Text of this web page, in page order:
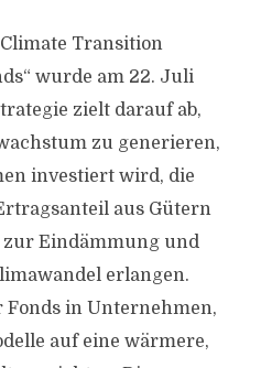
Transition
wurde am 22. Juli
zielt darauf ab,
zu generieren,
investiert wird, die
aus Gütern
Eindämmung und
erlangen.
in Unternehmen,
auf eine wärmere,